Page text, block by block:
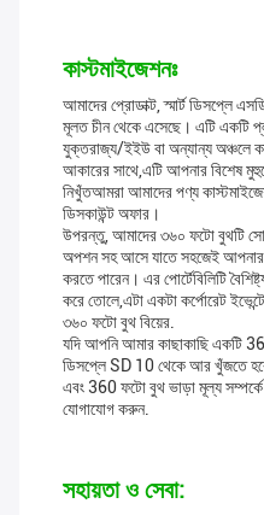
কাস্টমাইজেশনঃ
আমাদের প্রোডাক্ট, স্মার্ট ডিসপ্লে
মূলত চীন থেকে এসেছে। এটি একটি
যুক্তরাজ্য/ইইউ বা অন্যান্য অঞ্চলে
আকারের সাথে,এটি আপনার বিশেষ
নিখুঁতআমরা আমাদের পণ্য
ডিসকাউন্ট অফার।
উপরন্তু, আমাদের ৩৬০ ফটো বুথটি
অপশন সহ আসে যাতে সহজেই আপনার
করতে পারেন। এর পোর্টেবিলিটি
করে তোলে,এটা একটা কর্পোরেট
৩৬০ ফটো বুথ বিয়ের.
যদি আপনি আমার কাছাকাছি একটি
ডিসপ্লে SD 10 থেকে আর খুঁজতে
এবং 360 ফটো বুথ ভাড়া মূল্য
যোগাযোগ করুন.
সহায়তা ও সেবা: